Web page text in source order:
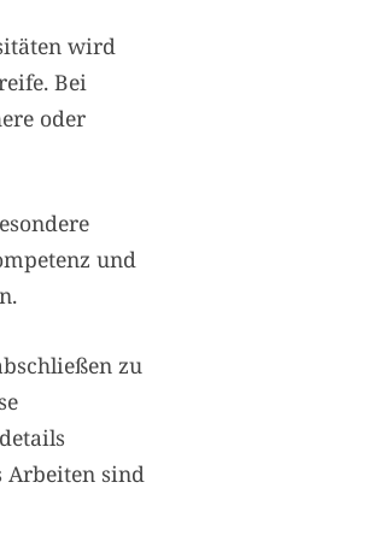
wird
Bei
oder
und
zu
Arbeiten sind